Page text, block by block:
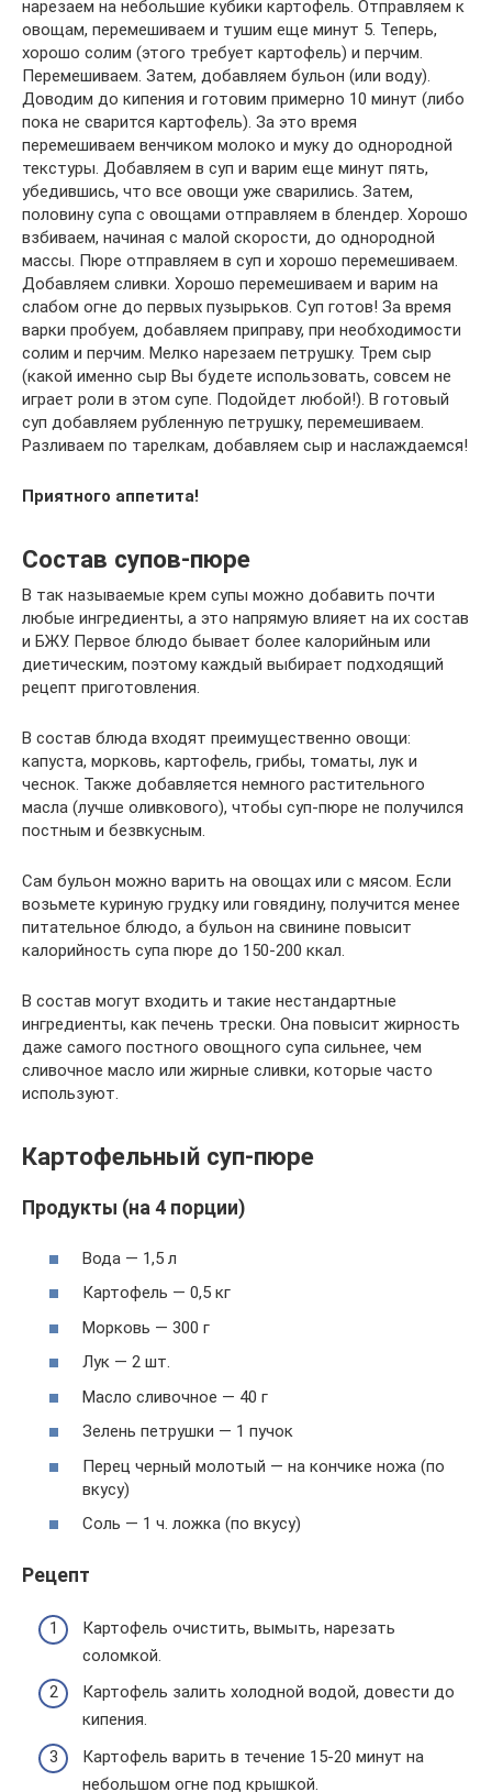
нарезаем на небольшие кубики картофель. Отправляем к
овощам, перемешиваем и тушим еще минут 5. Теперь,
хорошо солим (этого требует картофель) и перчим.
Перемешиваем. Затем, добавляем бульон (или воду).
Доводим до кипения и готовим примерно 10 минут (либо
пока не сварится картофель). За это время
перемешиваем венчиком молоко и муку до однородной
текстуры. Добавляем в суп и варим еще минут пять,
убедившись, что все овощи уже сварились. Затем,
половину супа с овощами отправляем в блендер. Хорошо
взбиваем, начиная с малой скорости, до однородной
массы. Пюре отправляем в суп и хорошо перемешиваем.
Добавляем сливки. Хорошо перемешиваем и варим на
слабом огне до первых пузырьков. Суп готов! За время
варки пробуем, добавляем приправу, при необходимости
солим и перчим. Мелко нарезаем петрушку. Трем сыр
(какой именно сыр Вы будете использовать, совсем не
играет роли в этом супе. Подойдет любой!). В готовый
суп добавляем рубленную петрушку, перемешиваем.
Разливаем по тарелкам, добавляем сыр и наслаждаемся!
Приятного аппетита!
Состав супов-пюре
В так называемые крем супы можно добавить почти
любые ингредиенты, а это напрямую влияет на их состав
и БЖУ. Первое блюдо бывает более калорийным или
диетическим, поэтому каждый выбирает подходящий
рецепт приготовления.
В состав блюда входят преимущественно овощи:
капуста, морковь, картофель, грибы, томаты, лук и
чеснок. Также добавляется немного растительного
масла (лучше оливкового), чтобы суп-пюре не получился
постным и безвкусным.
Сам бульон можно варить на овощах или с мясом. Если
возьмете куриную грудку или говядину, получится менее
питательное блюдо, а бульон на свинине повысит
калорийность супа пюре до 150-200 ккал.
В состав могут входить и такие нестандартные
ингредиенты, как печень трески. Она повысит жирность
даже самого постного овощного супа сильнее, чем
сливочное масло или жирные сливки, которые часто
используют.
Картофельный суп-пюре
Продукты (на 4 порции)
Вода — 1,5 л
Картофель — 0,5 кг
Морковь — 300 г
Лук — 2 шт.
Масло сливочное — 40 г
Зелень петрушки — 1 пучок
Перец черный молотый — на кончике ножа (по
вкусу)
Соль — 1 ч. ложка (по вкусу)
Рецепт
Картофель очистить, вымыть, нарезать
соломкой.
Картофель залить холодной водой, довести до
кипения.
Картофель варить в течение 15-20 минут на
небольшом огне под крышкой.